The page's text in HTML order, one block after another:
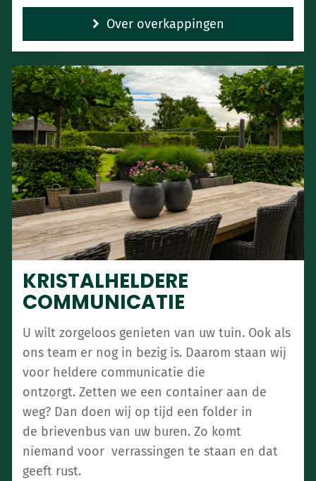
Over overkappingen
KRISTALHELDERE
COMMUNICATIE
U wilt zorgeloos genieten van uw tuin. Ook als
ons team er nog in bezig is. Daarom staan wij
voor heldere communicatie die
ontzorgt. Zetten we een container aan de
weg? Dan doen wij op tijd een folder in
de brievenbus van uw buren. Zo komt
niemand voor verrassingen te staan en dat
geeft rust.